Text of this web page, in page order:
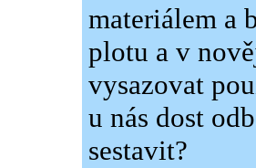
materiálem a
plotu a v
vysazovat
u nás dost
sestavit?